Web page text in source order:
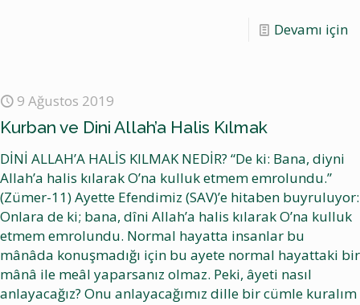
Devamı için
9 Ağustos 2019
Kurban ve Dini Allah’a Halis Kılmak
DİNİ ALLAH’A HALİS KILMAK NEDİR? “De ki: Bana, diyni
Allah’a halis kılarak O’na kulluk etmem emrolundu.”
(Zümer-11) Ayette Efendimiz (SAV)’e hitaben buyruluyor:
Onlara de ki; bana, dîni Allah’a halis kılarak O’na kulluk
etmem emrolundu. Normal hayatta insanlar bu
mânâda konuşmadığı için bu ayete normal hayattaki bir
mânâ ile meâl yaparsanız olmaz. Peki, âyeti nasıl
anlayacağız? Onu anlayacağımız dille bir cümle kuralım